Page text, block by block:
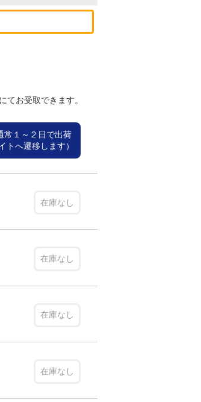
お受取できます。
常１～２日で出荷
トへ遷移します）
在庫なし
在庫なし
在庫なし
在庫なし